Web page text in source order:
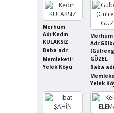
Merhum
Adı:Kedın
KULAKSIZ
Baba adı:
Memleketi:
Yelek Köyü
Merhum
GÜZEL
Baba
Yelek